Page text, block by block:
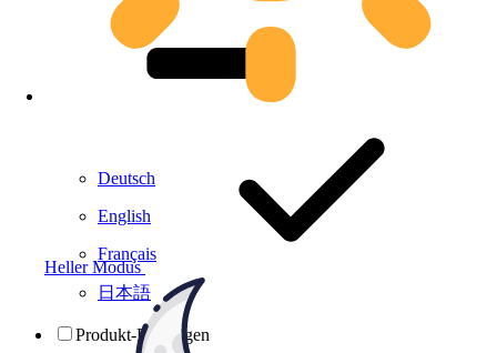
Heller Modus
Deutsch
English
Français
日本語
Produkt-Prüfungen